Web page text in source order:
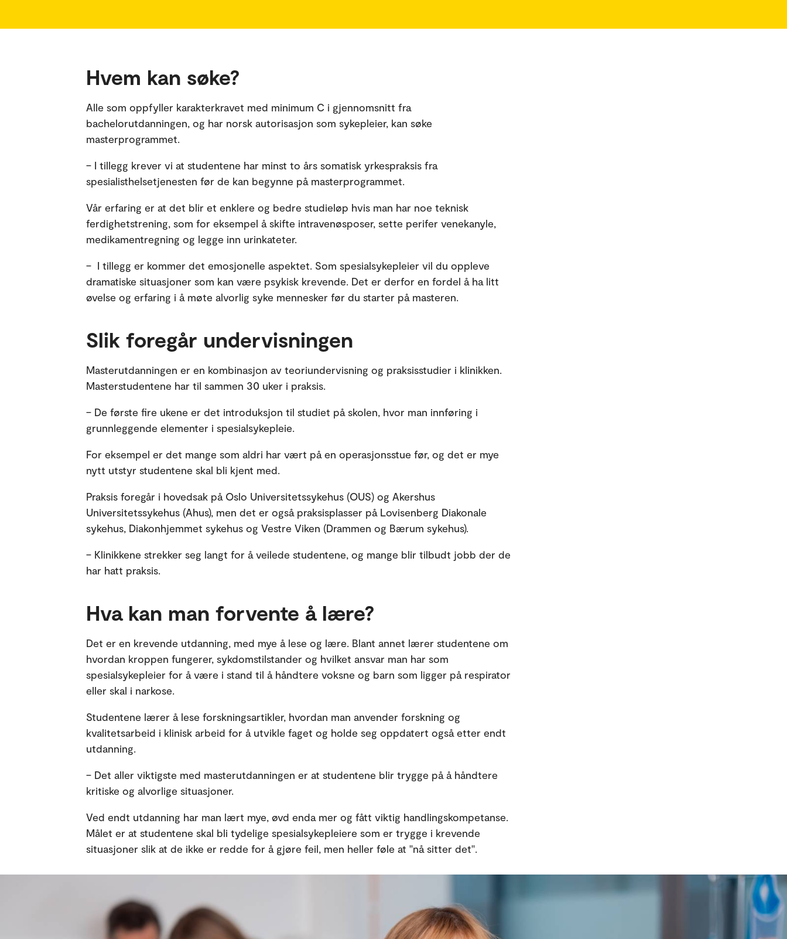
Hvem kan søke?
Alle som oppfyller karakterkravet med minimum C i gjennomsnitt fra
bachelorutdanningen, og har norsk autorisasjon som sykepleier, kan søke
masterprogrammet.
– I tillegg krever vi at studentene har minst to års somatisk yrkespraksis fra
spesialisthelsetjenesten før de kan begynne på masterprogrammet.
Vår erfaring er at det blir et enklere og bedre studieløp hvis man har noe teknisk
ferdighetstrening, som for eksempel å skifte intravenøsposer, sette perifer venekanyle,
medikamentregning og legge inn urinkateter.
– I tillegg er kommer det emosjonelle aspektet. Som spesialsykepleier vil du oppleve
dramatiske situasjoner som kan være psykisk krevende. Det er derfor en fordel å ha litt
øvelse og erfaring i å møte alvorlig syke mennesker før du starter på masteren.
Slik foregår undervisningen
Masterutdanningen er en kombinasjon av teoriundervisning og praksisstudier i klinikken.
Masterstudentene har til sammen 30 uker i praksis.
– De første fire ukene er det introduksjon til studiet på skolen, hvor man innføring i
grunnleggende elementer i spesialsykepleie.
For eksempel er det mange som aldri har vært på en operasjonsstue før, og det er mye
nytt utstyr studentene skal bli kjent med.
Praksis foregår i hovedsak på Oslo Universitetssykehus (OUS) og Akershus
Universitetssykehus (Ahus), men det er også praksisplasser på Lovisenberg Diakonale
sykehus, Diakonhjemmet sykehus og Vestre Viken (Drammen og Bærum sykehus).
– Klinikkene strekker seg langt for å veilede studentene, og mange blir tilbudt jobb der de
har hatt praksis.
Hva kan man forvente å lære?
Det er en krevende utdanning, med mye å lese og lære. Blant annet lærer studentene om
hvordan kroppen fungerer, sykdomstilstander og hvilket ansvar man har som
spesialsykepleier for å være i stand til å håndtere voksne og barn som ligger på respirator
eller skal i narkose.
Studentene lærer å lese forskningsartikler, hvordan man anvender forskning og
kvalitetsarbeid i klinisk arbeid for å utvikle faget og holde seg oppdatert også etter endt
utdanning.
– Det aller viktigste med masterutdanningen er at studentene blir trygge på å håndtere
kritiske og alvorlige situasjoner.
Ved endt utdanning har man lært mye, øvd enda mer og fått viktig handlingskompetanse.
Målet er at studentene skal bli tydelige spesialsykepleiere som er trygge i krevende
situasjoner slik at de ikke er redde for å gjøre feil, men heller føle at "nå sitter det".